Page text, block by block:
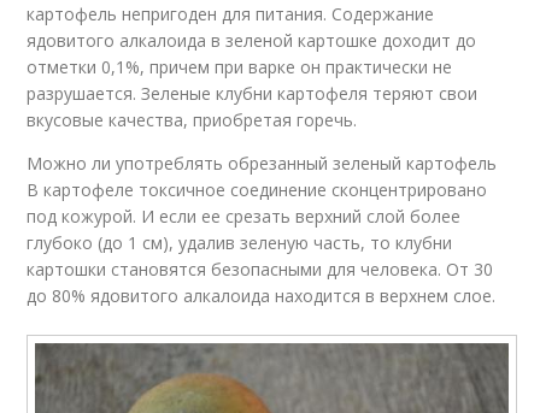
картофель непригоден для питания. Содержание
ядовитого алкалоида в зеленой картошке доходит до
отметки 0,1%, причем при варке он практически не
разрушается. Зеленые клубни картофеля теряют свои
вкусовые качества, приобретая горечь.
Можно ли употреблять обрезанный зеленый картофель
В картофеле токсичное соединение сконцентрировано
под кожурой. И если ее срезать верхний слой более
глубоко (до 1 см), удалив зеленую часть, то клубни
картошки становятся безопасными для человека. От 30
до 80% ядовитого алкалоида находится в верхнем слое.